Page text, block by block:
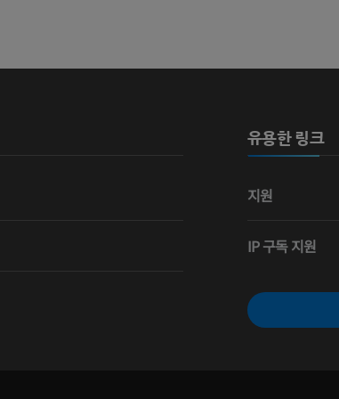
다리 혈관조영술
유용한 링크
지원
IP 구독 지원